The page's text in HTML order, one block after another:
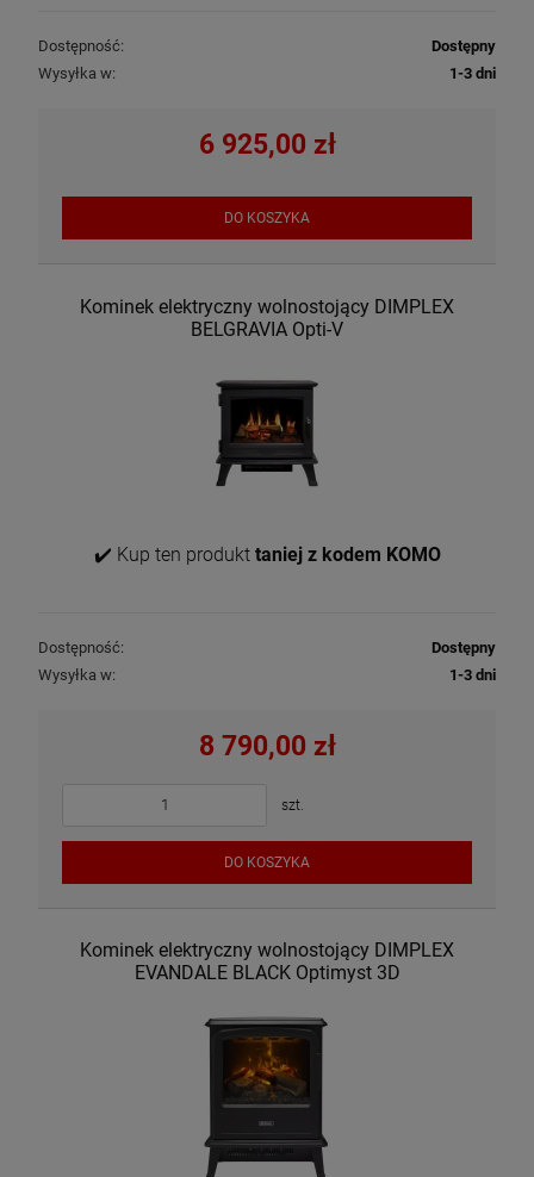
Dostępność:
Dostępny
Wysyłka w:
1-3 dni
6 925,00 zł
DO KOSZYKA
Kominek elektryczny wolnostojący DIMPLEX
BELGRAVIA Opti-V
✔️ Kup ten produkt taniej z kodem KOMO
Dostępność:
Dostępny
Wysyłka w:
1-3 dni
8 790,00 zł
szt.
DO KOSZYKA
Kominek elektryczny wolnostojący DIMPLEX
EVANDALE BLACK Optimyst 3D